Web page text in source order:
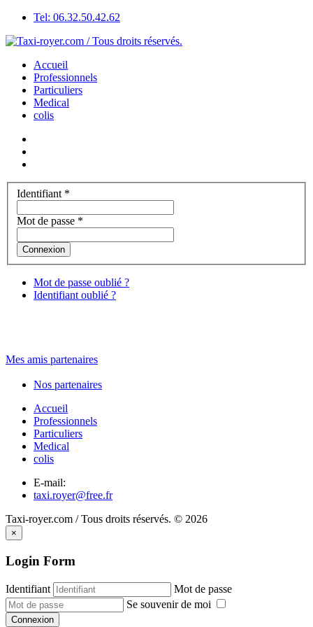
Tel: 06.32.50.42.62
Accueil
Professionnels
Particuliers
Medical
colis
Identifiant *
Mot de passe *
Connexion
Mot de passe oublié ?
Identifiant oublié ?
Mes amis partenaires
Nos partenaires
Accueil
Professionnels
Particuliers
Medical
colis
E-mail:
taxi.royer@free.fr
Taxi-royer.com / Tous droits réservés. © 2026
×
Login Form
Identifiant
Mot de passe
Se souvenir de moi
Connexion